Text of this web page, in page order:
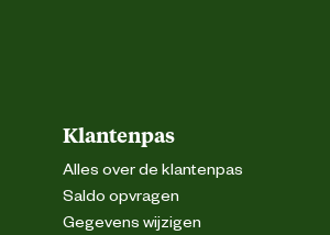
Klantenpas
Alles over de klantenpas
Saldo opvragen
Gegevens wijzigen